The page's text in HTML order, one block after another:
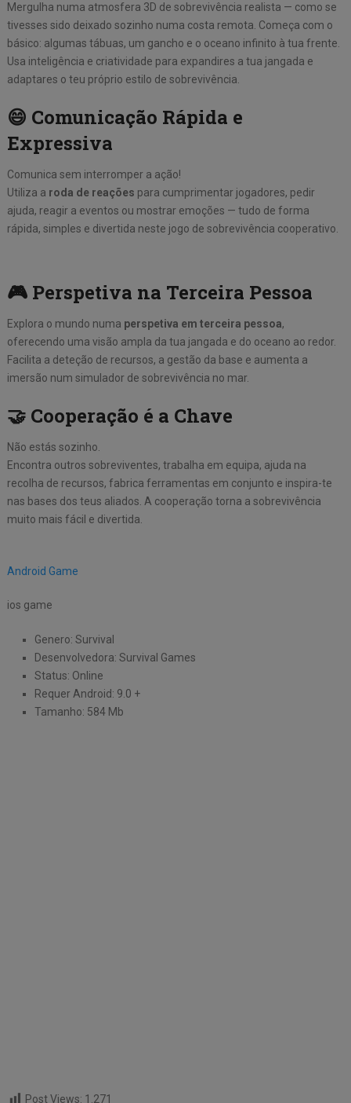
Mergulha numa atmosfera 3D de sobrevivência realista — como se
tivesses sido deixado sozinho numa costa remota. Começa com o
básico: algumas tábuas, um gancho e o oceano infinito à tua frente.
Usa inteligência e criatividade para expandires a tua jangada e
adaptares o teu próprio estilo de sobrevivência.
😄 Comunicação Rápida e
Expressiva
Comunica sem interromper a ação!
Utiliza a roda de reações para cumprimentar jogadores, pedir
ajuda, reagir a eventos ou mostrar emoções — tudo de forma
rápida, simples e divertida neste jogo de sobrevivência cooperativo.
🎮 Perspetiva na Terceira Pessoa
Explora o mundo numa perspetiva em terceira pessoa,
oferecendo uma visão ampla da tua jangada e do oceano ao redor.
Facilita a deteção de recursos, a gestão da base e aumenta a
imersão num simulador de sobrevivência no mar.
🤝 Cooperação é a Chave
Não estás sozinho.
Encontra outros sobreviventes, trabalha em equipa, ajuda na
recolha de recursos, fabrica ferramentas em conjunto e inspira-te
nas bases dos teus aliados. A cooperação torna a sobrevivência
muito mais fácil e divertida.
Android Game
ios game
Genero: Survival
Desenvolvedora: Survival Games
Status: Online
Requer Android: 9.0 +
Tamanho: 584 Mb
Post Views: 1.271